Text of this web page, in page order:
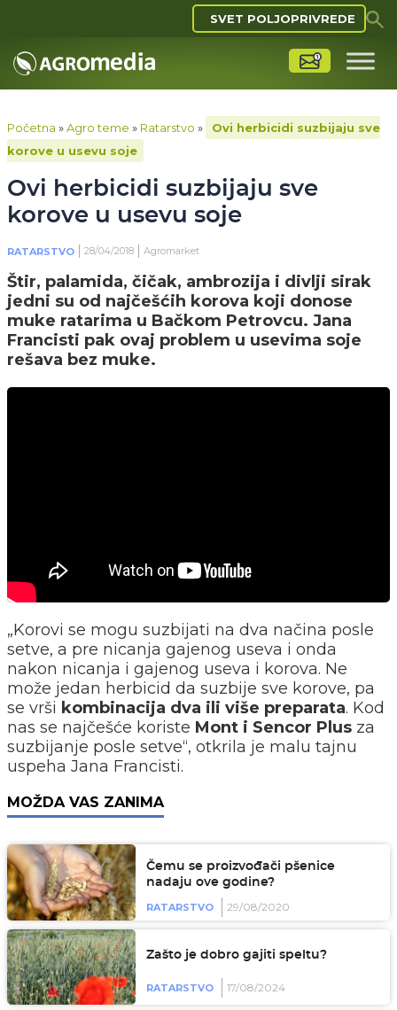
SVET POLJOPRIVREDE
Početna »Agro teme » Ratarstvo »
Ovi herbicidi suzbijaju sve
korove u usevu soje
Ovi herbicidi suzbijaju sve
korove u usevu soje
RATARSTVO 28/04/2018 Agromarket
Štir, palamida, čičak, ambrozija i divlji sirak
jedni su od najčešćih korova koji donose
muke ratarima u Bačkom Petrovcu. Jana
Francisti pak ovaj problem u usevima soje
rešava bez muke.
„Korovi se mogu suzbijati na dva načina posle
setve, a pre nicanja gajenog useva i onda
nakon nicanja i gajenog useva i korova. Ne
može jedan herbicid da suzbije sve korove, pa
se vrši kombinacija dva ili više preparata. Kod
nas se najčešće koriste Mont i Sencor Plus za
suzbijanje posle setve“, otkrila je malu tajnu
uspeha Jana Francisti.
MOŽDA VAS ZANIMA
Čemu se proizvođači pšenice
nadaju ove godine?
RATARSTVO 29/08/2020
Zašto je dobro gajiti speltu?
RATARSTVO 17/08/2024